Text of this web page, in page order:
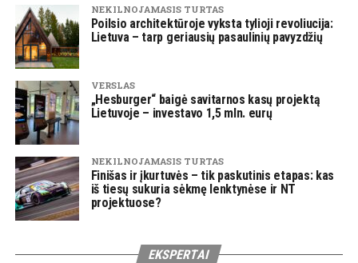
NEKILNOJAMASIS TURTAS
Poilsio architektūroje vyksta tylioji revoliucija:
Lietuva – tarp geriausių pasaulinių pavyzdžių
VERSLAS
„Hesburger“ baigė savitarnos kasų projektą
Lietuvoje – investavo 1,5 mln. eurų
NEKILNOJAMASIS TURTAS
Finišas ir įkurtuvės – tik paskutinis etapas: kas
iš tiesų sukuria sėkmę lenktynėse ir NT
projektuose?
EKSPERTAI